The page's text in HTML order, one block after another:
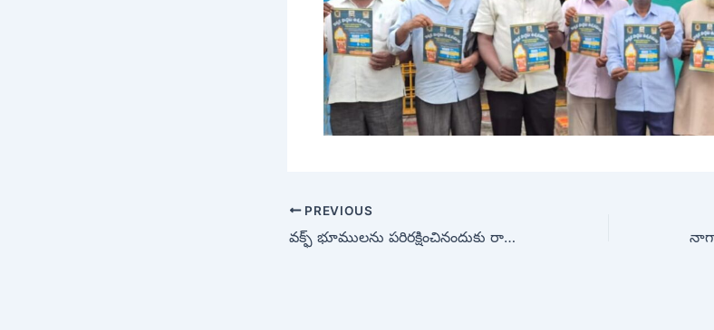
PREVIOUS
వక్ఫ్ భూములను పరిరక్షించినందుకు రాష్ట్ర సర్వే కమిషనర్